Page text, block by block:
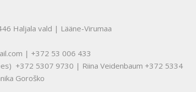
Haljala vald | Lääne-Virumaa
| +372 53 006 433
+372 5307 9730 | Riina Veidenbaum +372 5334
Goroško